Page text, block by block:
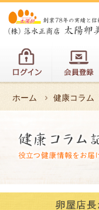
ホーム 健康コラム